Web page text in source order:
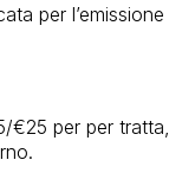
per l’emissione
€25 per per tratta,